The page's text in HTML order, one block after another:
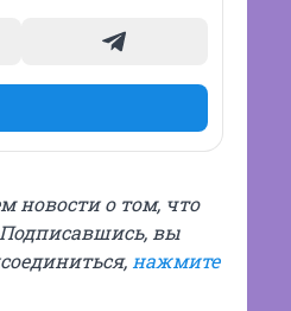
новости о том, что
вы
нажмите